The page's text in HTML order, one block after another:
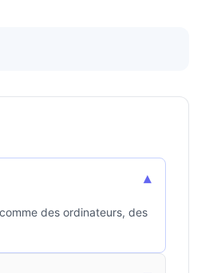
▾
des ordinateurs, des